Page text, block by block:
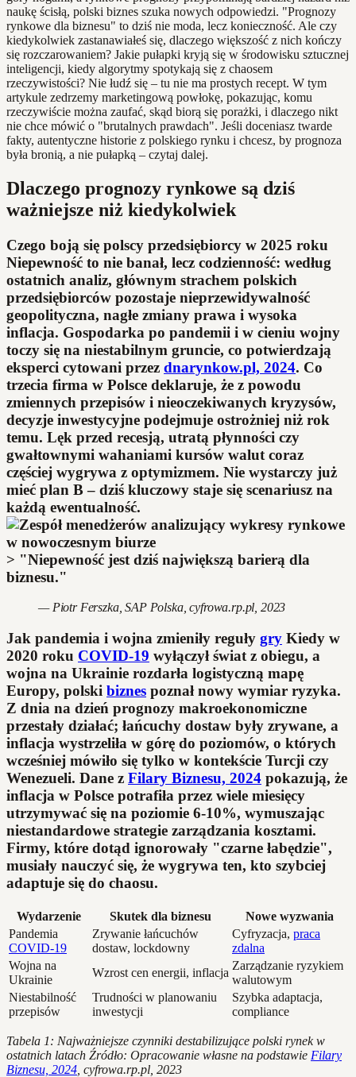
naukę ścisłą, polski biznes szuka nowych odpowiedzi. "Prognozy
rynkowe dla biznesu" to dziś nie moda, lecz konieczność. Ale czy
kiedykolwiek zastanawiałeś się, dlaczego większość z nich kończy
się rozczarowaniem? Jakie pułapki kryją się w środowisku sztucznej
inteligencji, kiedy algorytmy spotykają się z chaosem
rzeczywistości? Nie łudź się – tu nie ma prostych recept. W tym
artykule zedrzemy marketingową powłokę, pokazując, komu
rzeczywiście można zaufać, skąd biorą się porażki, i dlaczego nikt
nie chce mówić o "brutalnych prawdach". Jeśli doceniasz twarde
fakty, autentyczne historie z polskiego rynku i chcesz, by prognoza
była bronią, a nie pułapką – czytaj dalej.
Dlaczego prognozy rynkowe są dziś
ważniejsze niż kiedykolwiek
Czego boją się polscy przedsiębiorcy w 2025 roku
Niepewność to nie banał, lecz codzienność: według
ostatnich analiz, głównym strachem polskich
przedsiębiorców pozostaje nieprzewidywalność
geopolityczna, nagłe zmiany prawa i wysoka
inflacja. Gospodarka po pandemii i w cieniu wojny
toczy się na niestabilnym gruncie, co potwierdzają
eksperci cytowani przez dnarynkow.pl, 2024. Co
trzecia firma w Polsce deklaruje, że z powodu
zmiennych przepisów i nieoczekiwanych kryzysów,
decyzje inwestycyjne podejmuje ostrożniej niż rok
temu. Lęk przed recesją, utratą płynności czy
gwałtownymi wahaniami kursów walut coraz
częściej wygrywa z optymizmem. Nie wystarczy już
mieć plan B – dziś kluczowy staje się scenariusz na
każdą ewentualność.
> "Niepewność jest dziś największą barierą dla
biznesu."
— Piotr Ferszka, SAP Polska, cyfrowa.rp.pl, 2023
Jak pandemia i wojna zmieniły reguły gry Kiedy w
2020 roku COVID-19 wyłączył świat z obiegu, a
wojna na Ukrainie rozdarła logistyczną mapę
Europy, polski biznes poznał nowy wymiar ryzyka.
Z dnia na dzień prognozy makroekonomiczne
przestały działać; łańcuchy dostaw były zrywane, a
inflacja wystrzeliła w górę do poziomów, o których
wcześniej mówiło się tylko w kontekście Turcji czy
Wenezueli. Dane z Filary Biznesu, 2024 pokazują, że
inflacja w Polsce potrafiła przez wiele miesięcy
utrzymywać się na poziomie 6-10%, wymuszając
niestandardowe strategie zarządzania kosztami.
Firmy, które dotąd ignorowały "czarne łabędzie",
musiały nauczyć się, że wygrywa ten, kto szybciej
adaptuje się do chaosu.
Wydarzenie Skutek dla biznesu
Nowe wyzwania
Pandemia
COVID-19
Zrywanie łańcuchów
dostaw, lockdowny
Cyfryzacja, praca
zdalna
Wojna na
Ukrainie
Wzrost cen energii, inflacja
Zarządzanie ryzykiem
walutowym
Niestabilność
przepisów
Trudności w planowaniu
inwestycji
Szybka adaptacja,
compliance
Tabela 1: Najważniejsze czynniki destabilizujące polski rynek w
ostatnich latach Źródło: Opracowanie własne na podstawie Filary
Biznesu, 2024 , cyfrowa.rp.pl, 2023